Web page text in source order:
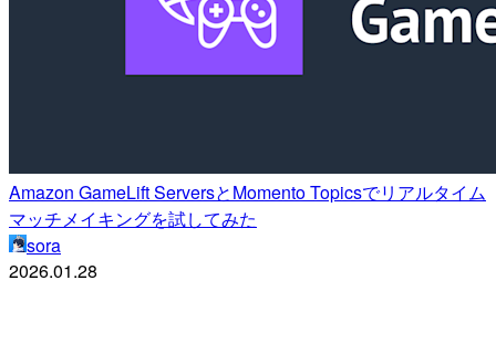
Amazon GameLift ServersとMomento Topicsでリアルタイム
マッチメイキングを試してみた
sora
2026.01.28